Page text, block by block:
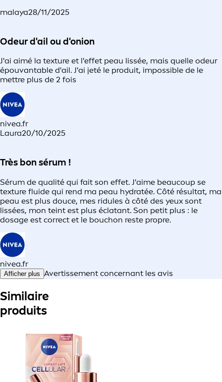
malaya28/11/2025
Odeur d'ail ou d'onion
J'ai aimé la texture et l'effet peau lissée, mais quelle odeur
épouvantable d'ail. J'ai jeté le produit, impossible de le
mettre plus de 2 fois
nivea.fr
Laura20/10/2025
Très bon sérum !
Sérum de qualité qui fait son effet. J'aime beaucoup se
texture fluide qui rend ma peau hydratée. Côté résultat, ma
peau est plus douce, mes ridules à côté des yeux sont
lissées, mon teint est plus éclatant. Son petit plus : le
dosage est correct et le bouchon reste propre.
nivea.fr
Afficher plus Avertissement concernant les avis
Similaire
produits